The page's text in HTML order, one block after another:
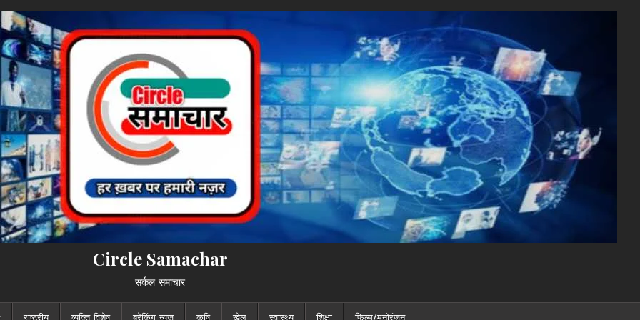
Circle Samachar
सर्कल समाचार